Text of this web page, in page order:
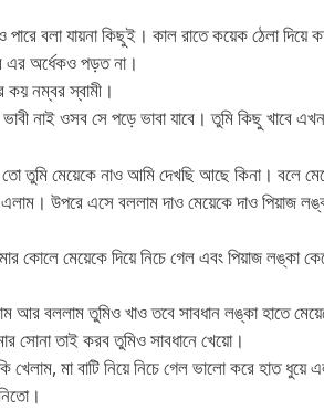
পারে বলা যায়না কিছুই। কাল রাতে কয়েক ঠেলা
এর অর্ধেকও পড়ত না।
নম্বর স্বামী।
নাই ওসব সে পড়ে ভাবা যাবে। তুমি কিছু খাবে
তুমি মেয়েকে নাও আমি দেখছি আছে কিনা। বলে
উপরে এসে বললাম দাও মেয়েকে দাও পিয়াজ
কোলে মেয়েকে দিয়ে নিচে গেল এবং পিয়াজ লঙ্কা
আর বললাম তুমিও খাও তবে সাবধান লঙ্কা হাতে
সোনা তাই করব তুমিও সাবধানে খেয়ো।
খেলাম, মা বাটি নিয়ে নিচে গেল ভালো করে হাত